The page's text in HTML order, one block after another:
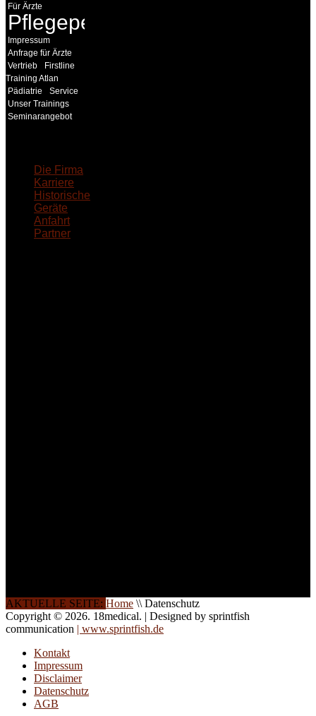
Für Ärzte
Pflegepersonal
Impressum
Anfrage für Ärzte
Vertrieb
Firstline
Training Atlan
Pädiatrie
Service
Unser Trainings
Seminarangebot
Die Firma
Karriere
Historische
Geräte
Anfahrt
Partner
AKTUELLE SEITE: Home \\ Datenschutz
Copyright © 2026. 18medical. | Designed by sprintfish
communication | www.sprintfish.de
Kontakt
Impressum
Disclaimer
Datenschutz
AGB